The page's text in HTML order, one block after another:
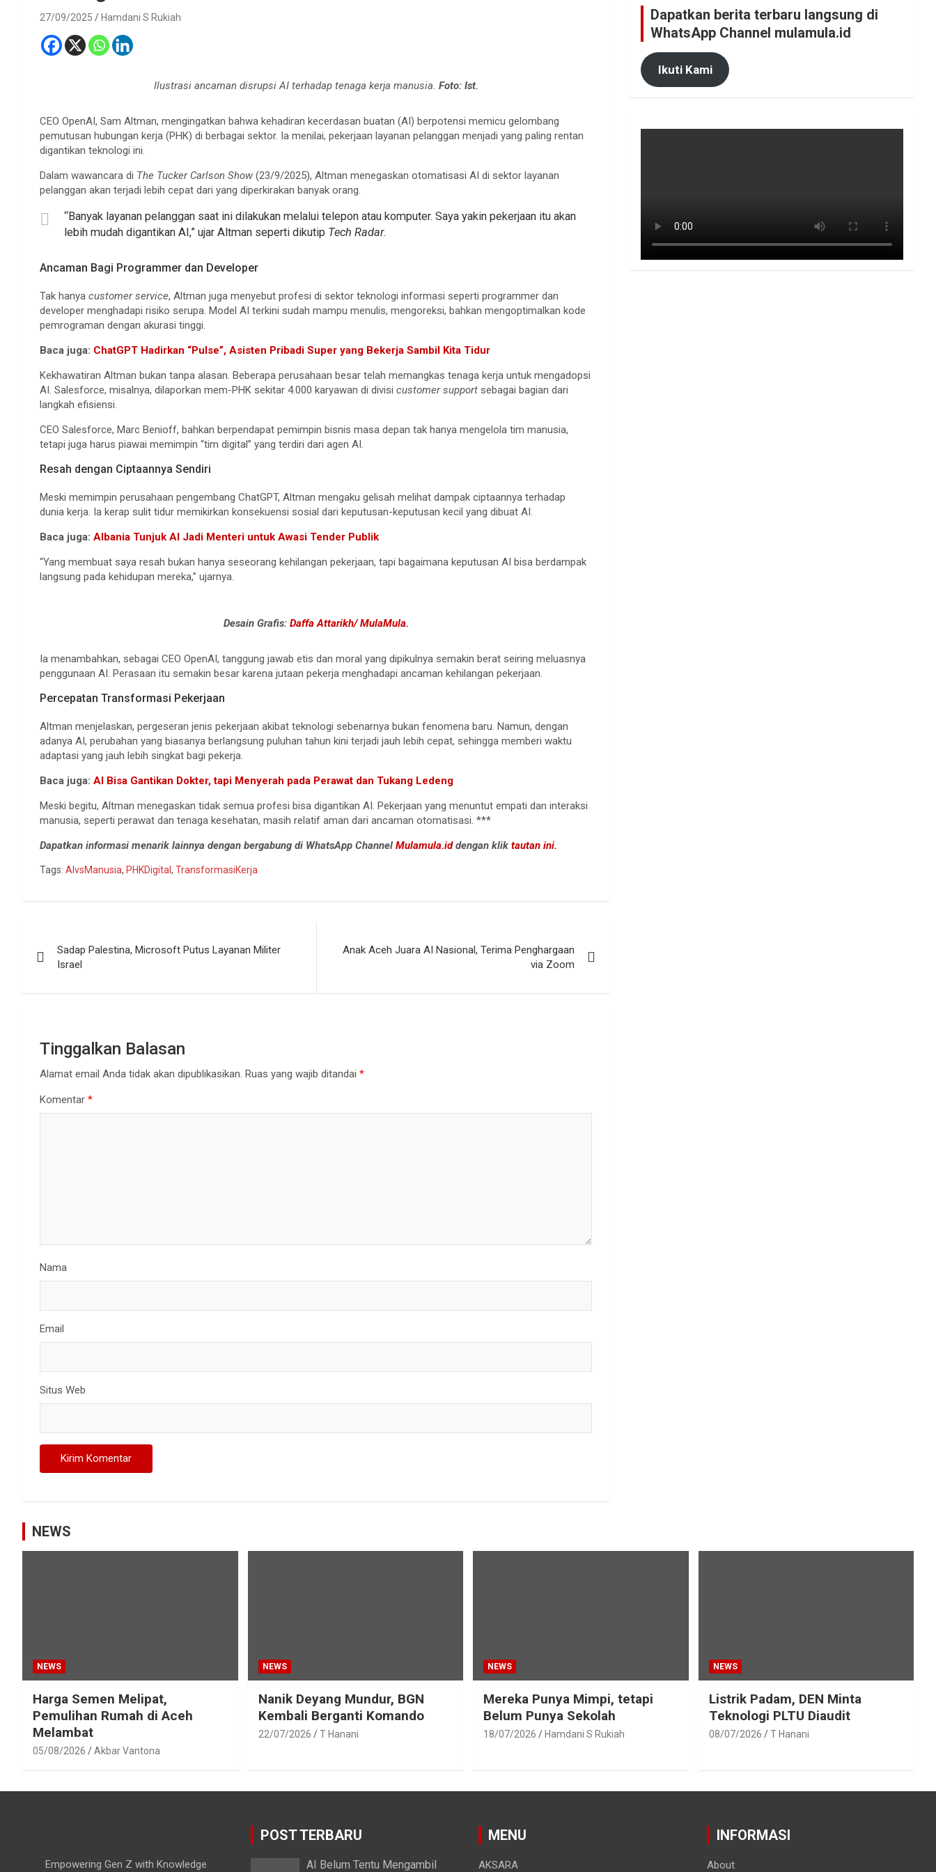
27/09/2025 Hamdani S Rukiah
Ilustrasi ancaman disrupsi AI terhadap tenaga kerja manusia. Foto: Ist.
CEO OpenAI, Sam Altman, mengingatkan bahwa kehadiran kecerdasan buatan (AI) berpotensi memicu gelombang
pemutusan hubungan kerja (PHK) di berbagai sektor. Ia menilai, pekerjaan layanan pelanggan menjadi yang paling rentan
digantikan teknologi ini.
Dalam wawancara di The Tucker Carlson Show (23/9/2025), Altman menegaskan otomatisasi AI di sektor layanan
pelanggan akan terjadi lebih cepat dari yang diperkirakan banyak orang.
“Banyak layanan pelanggan saat ini dilakukan melalui telepon atau komputer. Saya yakin pekerjaan itu akan
lebih mudah digantikan AI,” ujar Altman seperti dikutip Tech Radar.
Ancaman Bagi Programmer dan Developer
Tak hanya customer service, Altman juga menyebut profesi di sektor teknologi informasi seperti programmer dan
developer menghadapi risiko serupa. Model AI terkini sudah mampu menulis, mengoreksi, bahkan mengoptimalkan kode
pemrograman dengan akurasi tinggi.
Baca juga: ChatGPT Hadirkan “Pulse”, Asisten Pribadi Super yang Bekerja Sambil Kita Tidur
Kekhawatiran Altman bukan tanpa alasan. Beberapa perusahaan besar telah memangkas tenaga kerja untuk mengadopsi
AI. Salesforce, misalnya, dilaporkan mem-PHK sekitar 4.000 karyawan di divisi customer support sebagai bagian dari
langkah efisiensi.
CEO Salesforce, Marc Benioff, bahkan berpendapat pemimpin bisnis masa depan tak hanya mengelola tim manusia,
tetapi juga harus piawai memimpin “tim digital” yang terdiri dari agen AI.
Resah dengan Ciptaannya Sendiri
Meski memimpin perusahaan pengembang ChatGPT, Altman mengaku gelisah melihat dampak ciptaannya terhadap
dunia kerja. Ia kerap sulit tidur memikirkan konsekuensi sosial dari keputusan-keputusan kecil yang dibuat AI.
Baca juga: Albania Tunjuk AI Jadi Menteri untuk Awasi Tender Publik
“Yang membuat saya resah bukan hanya seseorang kehilangan pekerjaan, tapi bagaimana keputusan AI bisa berdampak
langsung pada kehidupan mereka,” ujarnya.
Desain Grafis: Daffa Attarikh/ MulaMula.
Ia menambahkan, sebagai CEO OpenAI, tanggung jawab etis dan moral yang dipikulnya semakin berat seiring meluasnya
penggunaan AI. Perasaan itu semakin besar karena jutaan pekerja menghadapi ancaman kehilangan pekerjaan.
Percepatan Transformasi Pekerjaan
Altman menjelaskan, pergeseran jenis pekerjaan akibat teknologi sebenarnya bukan fenomena baru. Namun, dengan
adanya AI, perubahan yang biasanya berlangsung puluhan tahun kini terjadi jauh lebih cepat, sehingga memberi waktu
adaptasi yang jauh lebih singkat bagi pekerja.
Baca juga: AI Bisa Gantikan Dokter, tapi Menyerah pada Perawat dan Tukang Ledeng
Meski begitu, Altman menegaskan tidak semua profesi bisa digantikan AI. Pekerjaan yang menuntut empati dan interaksi
manusia, seperti perawat dan tenaga kesehatan, masih relatif aman dari ancaman otomatisasi. ***
Dapatkan informasi menarik lainnya dengan bergabung di WhatsApp Channel Mulamula.iddengan klik tautan ini.
Tags: AIvsManusia, PHKDigital, TransformasiKerja
pos
Sadap Palestina, Microsoft Putus Layanan Militer
Israel
Anak Aceh Juara AI Nasional, Terima Penghargaan
via Zoom
Tinggalkan Balasan
Alamat email Anda tidak akan dipublikasikan. Ruas yang wajib ditandai *
Komentar *
Nama
Email
Situs Web
Dapatkan berita terbaru langsung di
WhatsApp Channel mulamula.id
Ikuti Kami
NEWS
NEWS
Harga Semen Melipat,
Pemulihan Rumah di Aceh
Melambat
05/08/2026 Akbar Vantona
NEWS
Nanik Deyang Mundur, BGN
Kembali Berganti Komando
22/07/2026 T Hanani
NEWS
Mereka Punya Mimpi, tetapi
Belum Punya Sekolah
18/07/2026 Hamdani S Rukiah
NEWS
Listrik Padam, DEN Minta
Teknologi PLTU Diaudit
08/07/2026 T Hanani
Empowering Gen Z with Knowledge
POST TERBARU
AI Belum Tentu Mengambil
MENU
AKSARA
INFORMASI
About